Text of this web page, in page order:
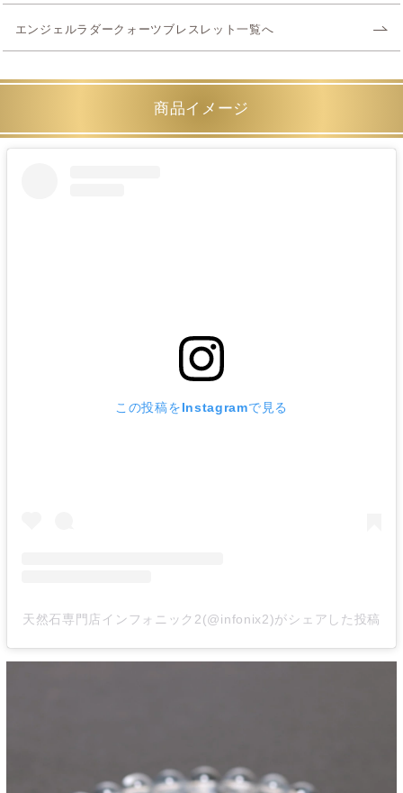
エンジェルラダークォーツブレスレット一覧へ
商品イメージ
この投稿をInstagramで見る
天然石専門店インフォニック2(@infonix2)がシェアした投稿